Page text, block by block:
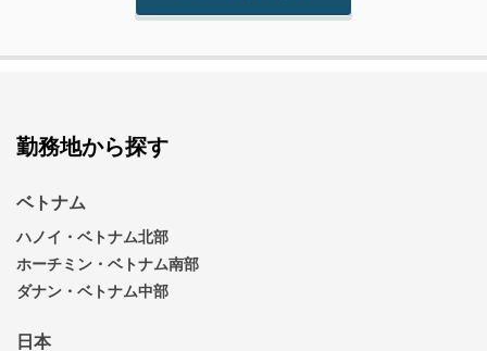
勤務地から探す
ベトナム
ハノイ・ベトナム北部
ホーチミン・ベトナム南部
ダナン・ベトナム中部
日本